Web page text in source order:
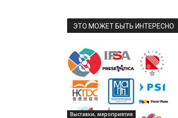
ЭТО МОЖЕТ БЫТЬ ИНТЕРЕСНО
Выставки, мероприятия